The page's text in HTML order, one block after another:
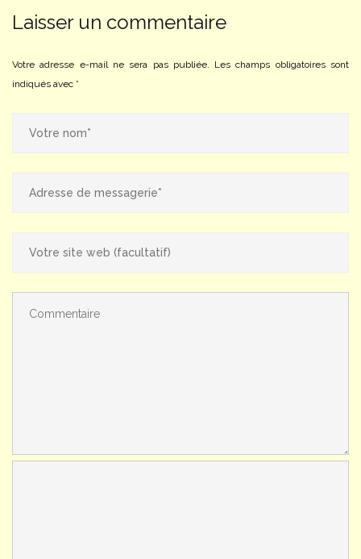
Laisser un commentaire
Votre adresse e-mail ne sera pas publiée.
Les champs obligatoires sont
indiqués avec *